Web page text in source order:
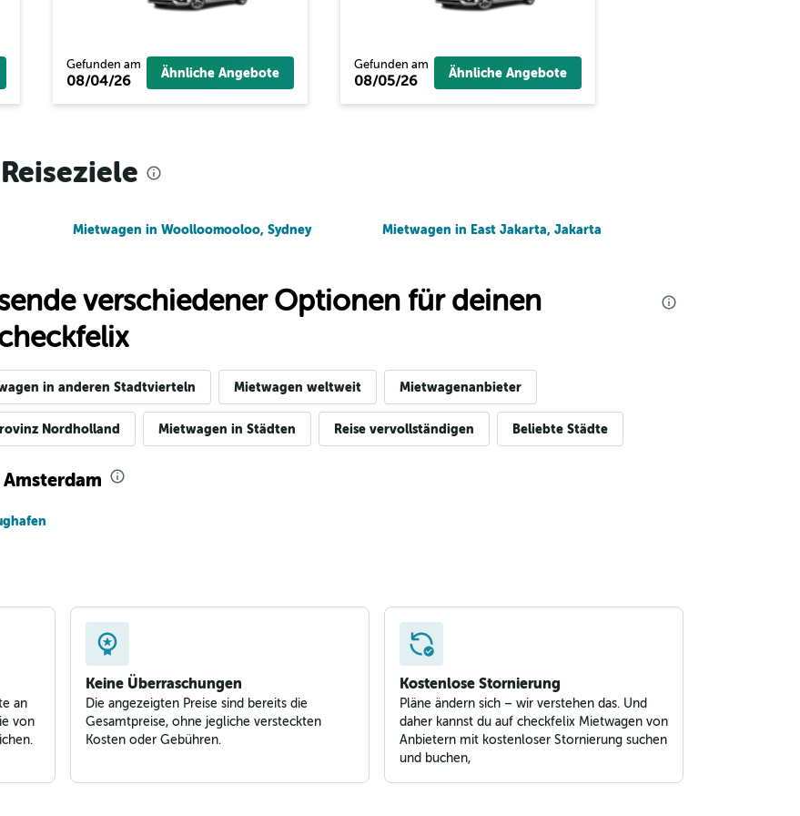
Preise prüfen
Preise prüfen
Gefunden am
08/04/26 Ähnliche Angebote
Gefunden am
08/05/26 Ähnliche Angebote
Mietwagen in Woolloomooloo, Sydney Mietwagen in East Jakarta, Jakarta
verschiedener Optionen für deinen
in anderen Stadtvierteln Mietwagen weltweit Mietwagenanbieter
Nordholland Mietwagen in Städten Reise vervollständigen Beliebte Städte
an
von
Keine Überraschungen
Die angezeigten Preise sind bereits die
Gesamtpreise, ohne jegliche versteckten
Kosten oder Gebühren.
Kostenlose Stornierung
Pläne ändern sich – wir verstehen das. Und
daher kannst du auf checkfelix Mietwagen von
Anbietern mit kostenloser Stornierung suchen
und buchen,